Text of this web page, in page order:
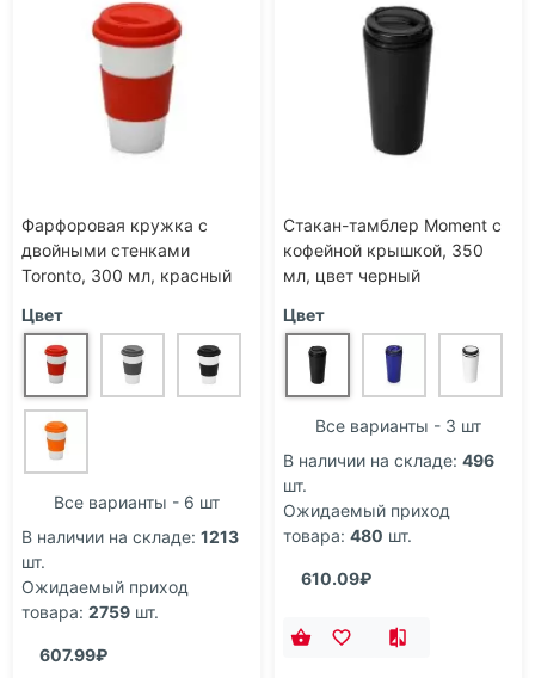
Фарфоровая кружка с
двойными стенками
Toronto, 300 мл, красный
Цвет
Все варианты - 6 шт
В наличии на складе: 1213
шт.
Ожидаемый приход
товара: 2759 шт.
607.99₽
Стакан-тамблер Moment с
кофейной крышкой, 350
мл, цвет черный
Цвет
Все варианты - 3 шт
В наличии на складе: 496
шт.
Ожидаемый приход
товара: 480 шт.
610.09₽